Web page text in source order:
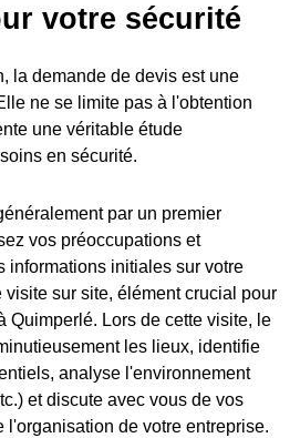
votre sécurité
la demande de devis est une
ne se limite pas à l'obtention
une véritable étude
en sécurité.
par un premier
vos préoccupations et
informations initiales sur votre
visite sur site, élément crucial pour
Quimperlé. Lors de cette visite, le
les lieux, identifie
analyse l'environnement
et discute avec vous de vos
l'organisation de votre entreprise.